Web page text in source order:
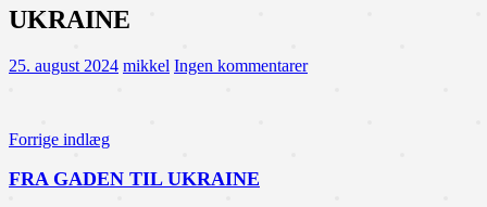
UKRAINE
25. august 2024 mikkel Ingen kommentarer
Indlægsnavigation
Forrige indlæg
FRA GADEN TIL UKRAINE